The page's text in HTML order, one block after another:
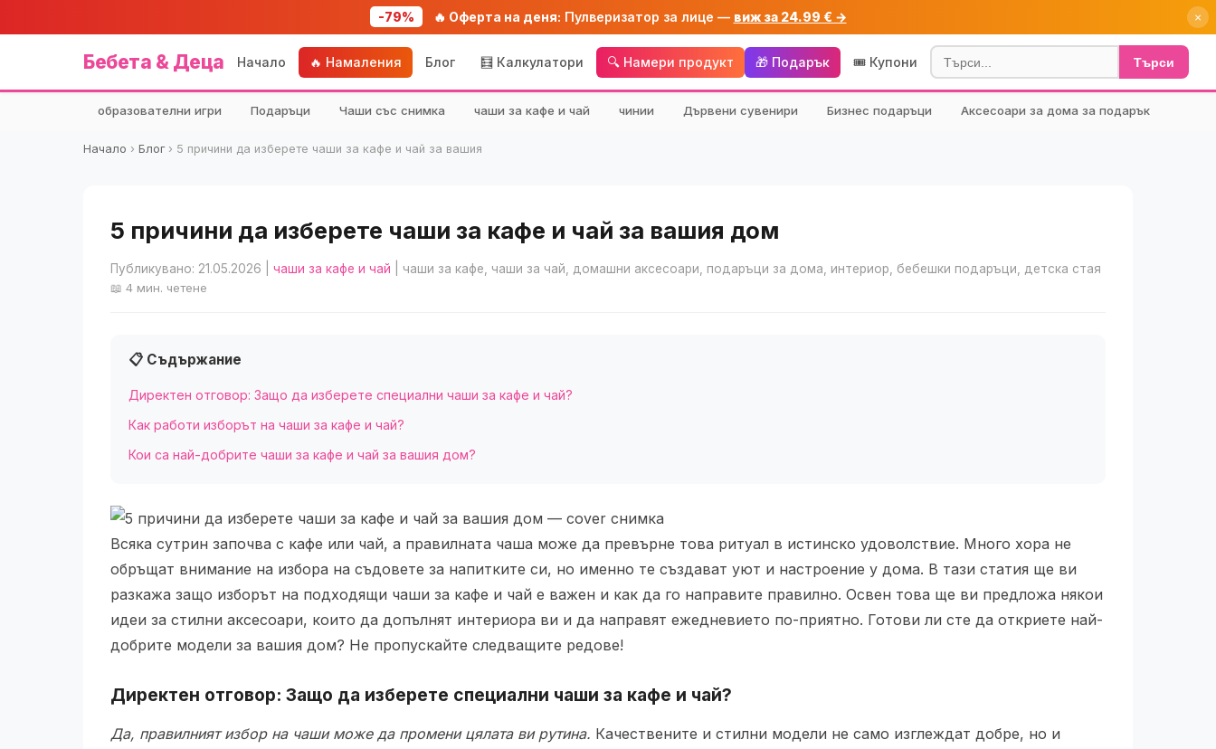
-79% 🔥 Оферта на деня: Пулверизатор за лице — виж за 24.99 € → ×
Бебета & Деца Начало 🔥 Намаления Блог 🧮 Калкулатори 🔍 Намери продукт 🎁 Подарък 🎟️ Купони Търси
образователни игри Подаръци Чаши със снимка чаши за кафе и чай чинии Дървени сувенири Бизнес подаръци Аксесоари за дома за подарък
Начало › Блог› 5 причини да изберете чаши за кафе и чай за вашия
5 причини да изберете чаши за кафе и чай за вашия дом
Публикувано: 21.05.2026 чаши за кафе и чай | чаши за кафе, чаши за чай, домашни аксесоари, подаръци за дома, интериор, бебешки подаръци, детска стая
📖 4 мин. четене
📋 Съдържание
Директен отговор: Защо да изберете специални чаши за кафе и чай?
Как работи изборът на чаши за кафе и чай?
Кои са най-добрите чаши за кафе и чай за вашия дом?
Всяка сутрин започва с кафе или чай, а правилната чаша може да превърне това ритуал в истинско удоволствие. Много хора не
обръщат внимание на избора на съдовете за напитките си, но именно те създават уют и настроение у дома. В тази статия ще ви
разкажа защо изборът на подходящи чаши за кафе и чай е важен и как да го направите правилно. Освен това ще ви предложа някои
идеи за стилни аксесоари, които да допълнят интериора ви и да направят ежедневието по-приятно. Готови ли сте да откриете най-
добрите модели за вашия дом? Не пропускайте следващите редове!
Директен отговор: Защо да изберете специални чаши за кафе и чай?
Да, правилният избор на чаши може да промени цялата ви рутина. Качествените и стилни модели не само изглеждат добре, но и